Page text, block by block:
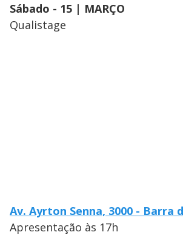
Sábado - 15 | MARÇO
Qualistage
Av. Ayrton Senna, 3000 - Barra
Apresentação às 17h